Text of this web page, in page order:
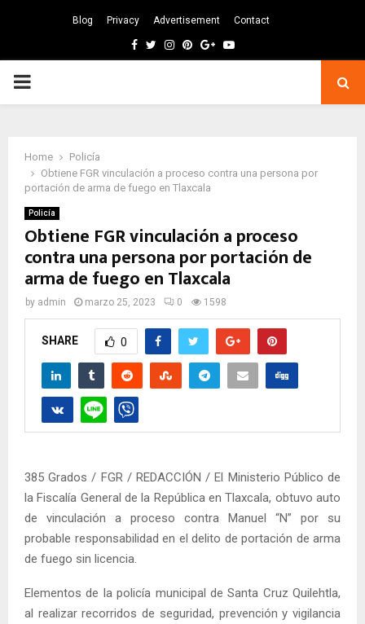
Blog Privacy Advertisement Contact
Facebook
TwitterInstagram
Pinterest
GoogleYoutube
PRIMARY
Home
Policía
Obtiene FGR vinculación a proceso contra una persona por
portación de arma de fuego en Tlaxcala
Policía
Obtiene FGR vinculación a proceso
contra una persona por portación de
arma de fuego en Tlaxcala
by admin marzo 25, 2023 0 1598
SHARE 0
385 Grados / FGR / REDACCIÓN / El Ministerio Público de
la Fiscalía General de la República en Tlaxcala, obtuvo auto
de vinculación a proceso contra Manuel “N” por su
probable responsabilidad en el delito de portación de arma
de fuego sin licencia.
Elementos de la policía municipal de Santa Cruz Quilehtla,
al realizar recorridos de seguridad, prevención y vigilancia